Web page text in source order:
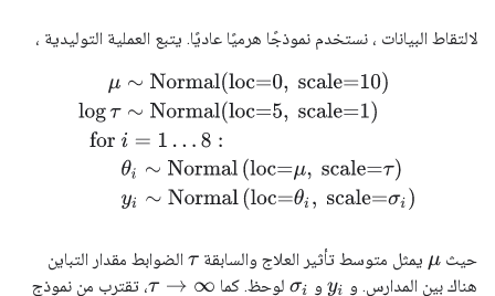
لالتقاط البيانات ، نستخدم نموذجًا هرميًا عاديًا. يتبع العملية التوليدية ،
Normal(loc=0, scale=10) logτ∼Normal
حيث μ يمثل متوسط تأثير العلاج والسابقة τ الضوابط مقدار التباين
هناك بين المدارس. و
yi و σi لوحظ. كما τ→∞
، تقترب من نموذج